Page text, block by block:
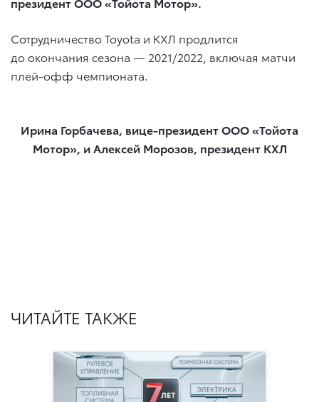
Сотрудничество Toyota и КХЛ продлится
до окончания сезона — 2021/2022, включая матчи
плей-офф чемпионата.
Ирина Горбачева, вице-президент ООО «Тойота
Мотор», и Алексей Морозов, президент КХЛ
ЧИТАЙТЕ ТАКЖЕ